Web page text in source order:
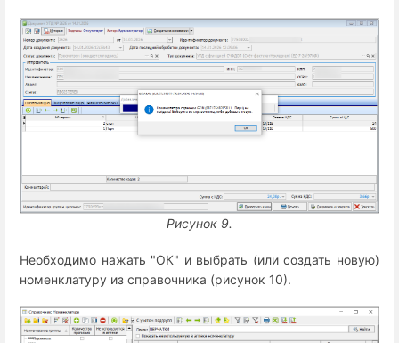
Рисунок 9.
Необходимо нажать "ОК" и выбрать (или создать новую)
номенклатуру из справочника (рисунок 10).